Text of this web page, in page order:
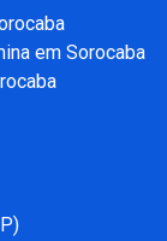
em Sorocaba